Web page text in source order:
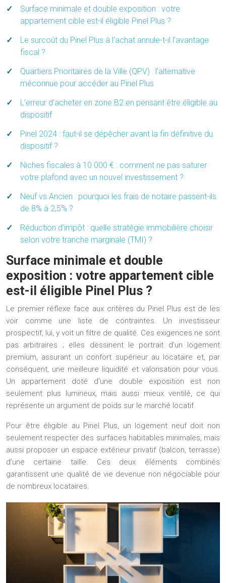
Surface minimale et double exposition : votre
appartement cible est-il éligible Pinel Plus ?
Le surcoût du Pinel Plus à l’achat annule-t-il l’avantage
fiscal ?
Quartiers Prioritaires de la Ville (QPV) : l’alternative
méconnue pour accéder au Pinel Plus
L’erreur d’acheter en zone B2 en pensant être éligible au
dispositif
Pinel 2024 : faut-il se dépêcher avant la fin définitive du
dispositif ?
Niches fiscales à 10 000 € : comment ne pas saturer
votre plafond avec un nouvel investissement ?
Neuf vs Ancien : pourquoi les frais de notaire passent-ils
de 8% à 2,5% ?
Réduction d’impôt : quelle stratégie immobilière choisir
selon votre tranche marginale (TMI) ?
Surface minimale et double
exposition : votre appartement cible
est-il éligible Pinel Plus ?
Le premier réflexe face aux critères du Pinel Plus est de les
voir comme une liste de contraintes. Un investisseur
prospectif, lui, y voit un filtre de qualité. Ces exigences ne sont
pas arbitraires ; elles dessinent le portrait d’un logement
premium, assurant un confort supérieur au locataire et, par
conséquent, une meilleure liquidité et valorisation pour vous.
Un appartement doté d’une double exposition est non
seulement plus lumineux, mais aussi mieux ventilé, ce qui
représente un argument de poids sur le marché locatif.
Pour être éligible au Pinel Plus, un logement neuf doit non
seulement respecter des surfaces habitables minimales, mais
aussi proposer un espace extérieur privatif (balcon, terrasse)
d’une certaine taille. Ces deux éléments combinés
garantissent une qualité de vie devenue non négociable pour
de nombreux locataires.